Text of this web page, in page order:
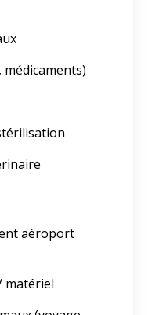
aéroport
matériel